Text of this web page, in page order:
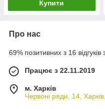
Купити
Про нас
69% позитивних з 16 відгуків
Працює з 22.11.2019
м. Харків
Червоні ряди, 14,